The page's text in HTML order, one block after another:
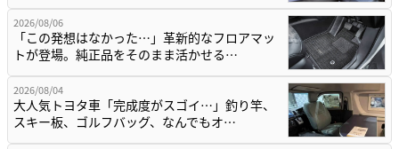
2026/08/06
「この発想はなかった…」革新的なフロアマッ
トが登場。純正品をそのまま活かせる…
2026/08/04
大人気トヨタ車「完成度がスゴイ…」釣り竿、
スキー板、ゴルフバッグ、なんでもオ…